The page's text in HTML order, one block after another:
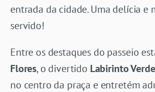
entrada da cidade. Uma delícia e
servido!
Entre os destaques do passeio
Flores, o divertido Labirinto Verde
no centro da praça e entretém